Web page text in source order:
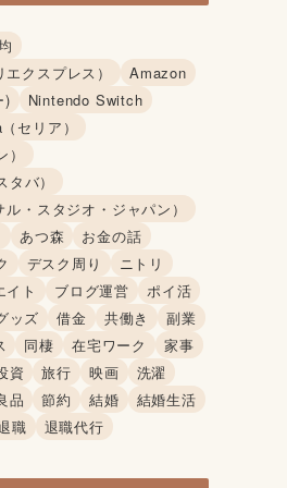
クスプレス）
Amazon
)
Nintendo Switch
セリア）
バ）
・スタジオ・ジャパン）
あつ森
お金の話
デスク周り
ニトリ
ト
ブログ運営
ポイ活
ッズ 借金 共働き
副業
同棲 在宅ワーク
家事
資 旅行 映画
洗濯
品 節約 結婚
結婚生活
職 退職代行